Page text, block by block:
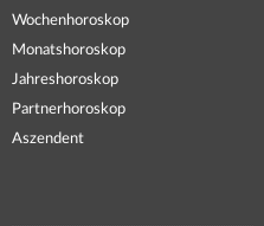
Wochenhoroskop
Monatshoroskop
Jahreshoroskop
Partnerhoroskop
Aszendent